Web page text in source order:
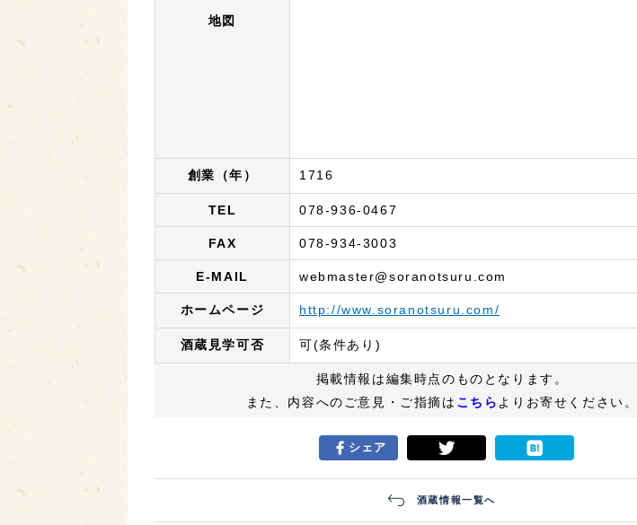
地図
創業（年） 1716
TEL 078-936-0467
FAX 078-934-3003
E-MAIL webmaster@soranotsuru.com
ホームページ http://www.soranotsuru.com/
酒蔵見学可否 可(条件あり)
掲載情報は編集時点のものとなります。
また、内容へのご意見・ご指摘は こちら よりお寄せください。
シェア
酒蔵情報一覧へ